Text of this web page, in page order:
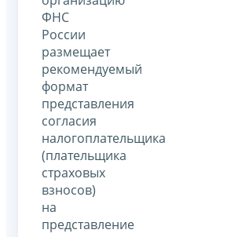
ФНС
России
размещает
рекомендуемый
формат
представления
согласия
налогоплательщика
(плательщика
страховых
взносов)
на
представление